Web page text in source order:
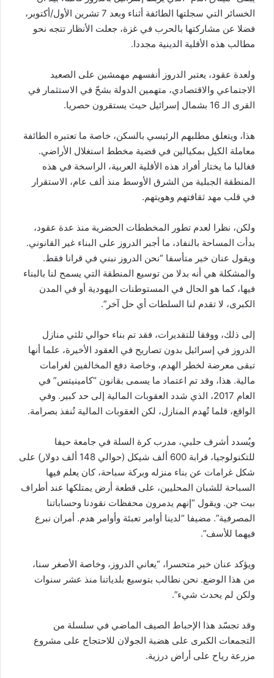
الخسائر التي سجلتها الطائفة أثناء وبعد 7 تشرين الأول/أكتوبر،
فضلا عن مشاركتها بالحرب في غزة، جعلت الأنظار تتجه نحو
مطالب هذه الأقلية الدينية مجددا.
ولعدة عقود، يعتبر الدروز أنفسهم مهمشين على الصعيد
الاجتماعي والاقتصادي، متهمين الدولة بشحّ في الاستثمار في
القرى الـ 16 بشمال إسرائيل حيث يستقرون حصريا.
هذا، ويتعلق مطلبهم الرئيسي بالسكن، خاصة ما تعتبره الطائفة
معاملة الكيل بمكيالين في قضية مخطط استغلال الأراضي.
فغالبا ما يختار أفراد هذه الأقلية العربية، الراسخة في هذه
المنطقة الجبلية من الشرق الأوسط منذ ألف عام، الاستقرار
في قلب مهد ثقافتهم وهويتهم.
ولكن، نظرا لعدم تطور المخططات الحضرية منذ عدة عقود،
بدأت المساحة بالنفاد، ما أجبر الدروز على البناء غير القانوني.
ويقول عنان خير متأسفا “نحن الدروز نبني في قرانا فقط.
والمشكلة هي أنه بدلا من توسيع المنطقة التي يسمح لنا بالبناء
فيها، كما هو الحال في المستوطنات اليهودية أو في المدن
الكبرى، لا تقدم لنا السلطات أي حل آخر”.
إلى ذلك، ووفقا للتقديرات، فقد تم بناء حوالي ثلثي منازل
الدروز في إسرائيل بدون تصاريح في العقود الأخيرة، علما أنها
تبقى معرضة لخطر الهدم، وخاصة دفع المخالفين لغرامات
مالية. هذا، وقد تم اعتماد ما يسمى بقانون “كامينيتس” في
العام 2017، الذي شدد العقوبات المالية إلى حد كبير. وفي
الواقع، قلما تُهدم المنازل، لكن العقوبات المالية تُنفذ بصرامة.
ويُسدد أشرف حلبي، مدرب كرة السلة في جامعة حيفا
للتكنولوجيا، قرابة 600 ألف شيكل (حوالي 148 ألف دولار) على
شكل غرامات عن بناء منزله وبركة سباحة، كان يعلم فيها
السباحة للشبان المحليين، على قطعة أرض يمتلكها عند أطراف
بيت جن. ويقول “إنهم يدمرون محفظات نقودنا وحساباتنا
المصرفية”. مضيفا “لدينا أوامر تعبئة وأوامر هدم. أمران نبرع
فيهما للأسف”.
ويؤكد عنان خير متحسرا، “يعاني الدروز، وخاصة الأصغر سنا،
من هذا الوضع. نحن نطالب بتوسيع بلدياتنا منذ عشر سنوات
ولكن لم يحدث شيء”.
وقد تجسّد هذا الإحباط الصيف الماضي في سلسلة من
التجمعات الكبرى على هضبة الجولان للاحتجاج على مشروع
مزرعة رياح على أراض درزية.